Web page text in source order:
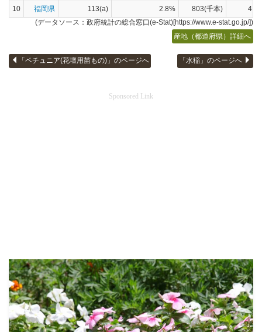
10
福岡県 113(a) 2.8% 803(千本)
(データソース：政府統計の総合窓口(e-Stat)[https://www.e-stat.go.jp/])
産地（都道府県）詳細へ
「ペチュニア(花壇用苗もの)」のページへ 「水稲」のページへ
Sponsored Link